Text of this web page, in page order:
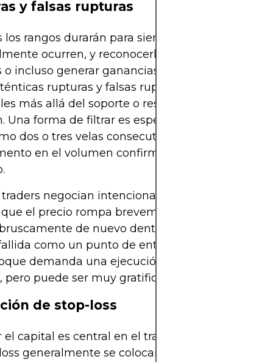
y falsas rupturas
los rangos durarán para siempre. Las rupturas
ocurren, y reconocerlas a tiempo puede
o incluso generar ganancias. Los traders deben
rupturas y falsas rupturas, movimientos
más allá del soporte o resistencia que
Una forma de filtrar es esperar confirmación
dos o tres velas consecutivas cerrando fuera
en el volumen confirmando la convicción
negocian intencionadamente falsas
el precio rompa brevemente la resistencia,
de nuevo dentro del rango,
como un punto de entrada de alta
demanda una ejecución rápida y controles
pero puede ser muy gratificante.
de stop-loss
el capital es central en el trading de rango. Las
generalmente se colocan justo más allá del